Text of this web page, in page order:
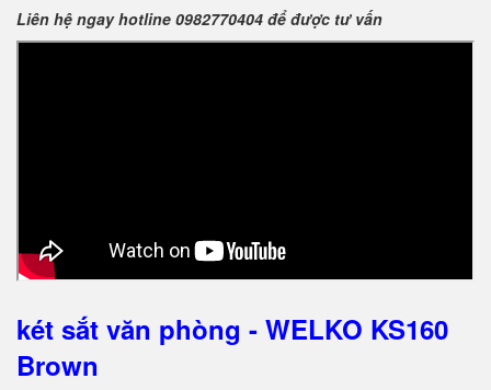
Liên hệ ngay hotline 0982770404 để được tư vấn
két sắt văn phòng - WELKO KS160
Brown